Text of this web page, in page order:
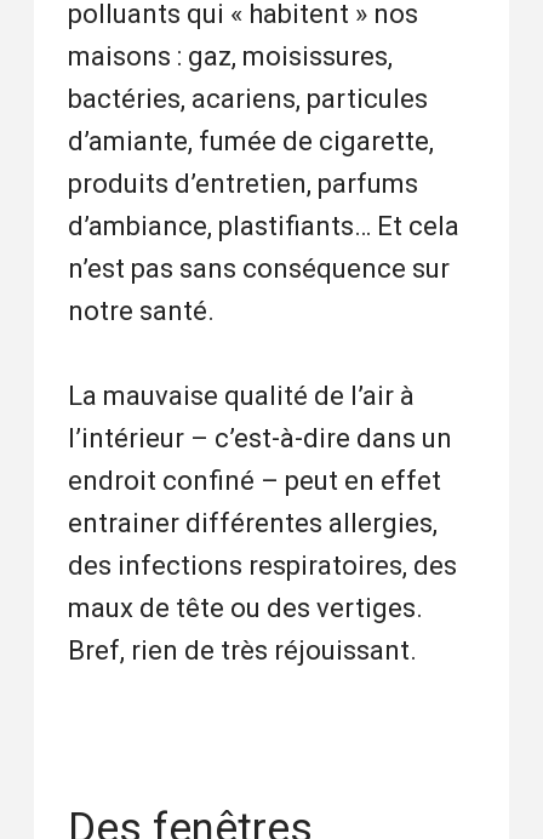
polluants qui « habitent » nos
maisons : gaz, moisissures,
bactéries, acariens, particules
d’amiante, fumée de cigarette,
produits d’entretien, parfums
d’ambiance, plastifiants… Et cela
n’est pas sans conséquence sur
notre santé.
La mauvaise qualité de l’air à
l’intérieur – c’est-à-dire dans un
endroit confiné – peut en effet
entrainer différentes allergies,
des infections respiratoires, des
maux de tête ou des vertiges.
Bref, rien de très réjouissant.
Des fenêtres